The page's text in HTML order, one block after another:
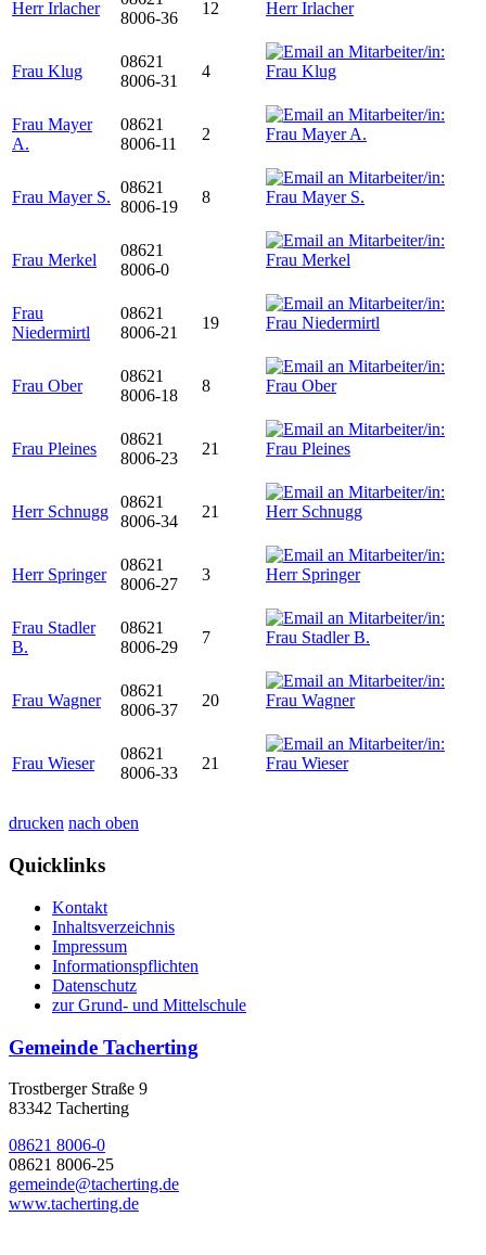
Herr Irlacher
8006-36
12
Frau Klug
08621
8006-31
4
Frau Mayer
A.
08621
8006-11
2
Frau Mayer S.
08621
8006-19
8
Frau Merkel
08621
8006-0
Frau
Niedermirtl
08621
8006-21
19
Frau Ober
08621
8006-18
8
Frau Pleines
08621
8006-23
21
Herr Schnugg
08621
8006-34
21
Herr Springer
08621
8006-27
3
Frau Stadler
B.
08621
8006-29
7
Frau Wagner
08621
8006-37
20
Frau Wieser
08621
8006-33
21
drucken nach oben
Quicklinks
Kontakt
Inhaltsverzeichnis
Impressum
Informationspflichten
Datenschutz
zur Grund- und Mittelschule
Gemeinde Tacherting
Trostberger Straße 9
83342 Tacherting
08621 8006-0
08621 8006-25
gemeinde@tacherting.de
www.tacherting.de